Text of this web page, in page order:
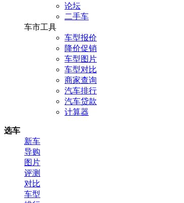
论坛
二手车
车市工具
车型报价
降价促销
车型图片
车型对比
商家查询
汽车排行
汽车贷款
计算器
选车
新车
导购
图片
评测
对比
车型